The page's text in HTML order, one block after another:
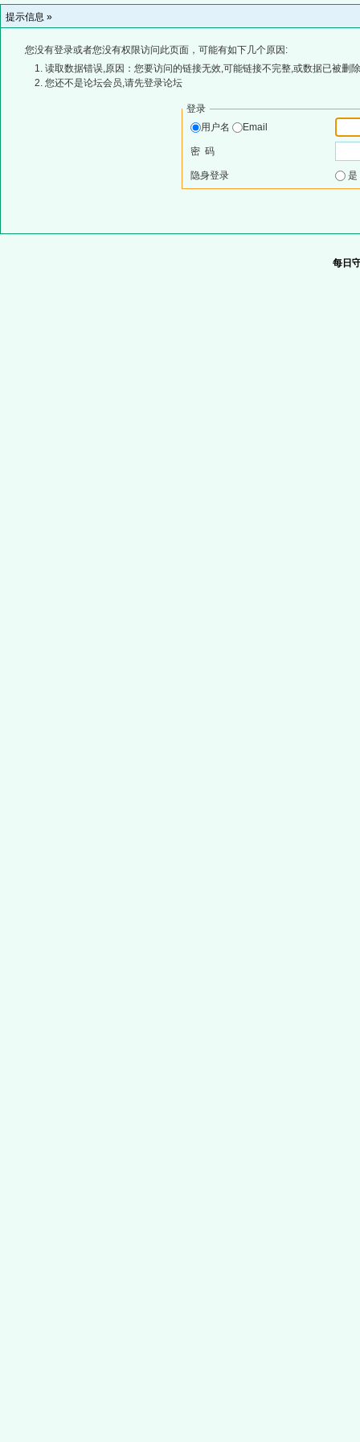
提示信息 »
您没有登录或者您没有权限访问此页面，可能有如下几个原因:
读取数据错误,原因：您要访问的链接无效,可能链接不完整,或数据已被删
您还不是论坛会员,请先登录论坛
登录
用户名
Email
密 码
隐身登录
每日